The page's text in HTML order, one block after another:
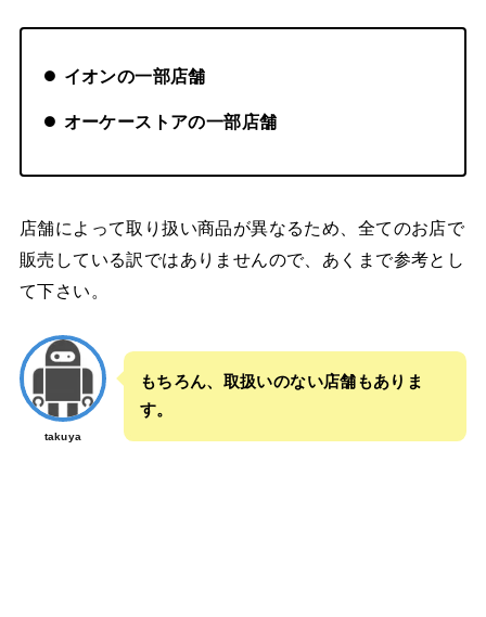
イオンの一部店舗
オーケーストアの一部店舗
店舗によって取り扱い商品が異なるため、全てのお店で
販売している訳ではありませんので、あくまで参考とし
て下さい。
takuya
もちろん、取扱いのない店舗もありま
す。